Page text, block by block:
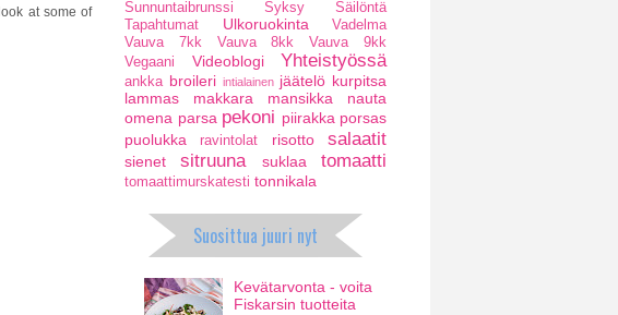
look at some of
Sunnuntaibrunssi
Syksy
Säilöntä
Tapahtumat
Ulkoruokinta
Vadelma
Vauva 7kk
Vauva 8kk
Vauva 9kk
Vegaani
Videoblogi Yhteistyössä
ankka broileri intialainen jäätelö kurpitsa
lammas
makkara mansikka
nauta
omena parsa pekoni piirakka porsas
puolukka
ravintolat risotto salaatit
sienet sitruuna suklaa tomaatti
tomaattimurskatesti tonnikala
Suosittua juuri nyt
Kevätarvonta - voita
Fiskarsin tuotteita